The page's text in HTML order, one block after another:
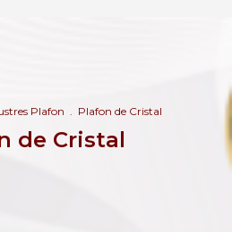
Plafon . Plafon de Cristal
de Cristal